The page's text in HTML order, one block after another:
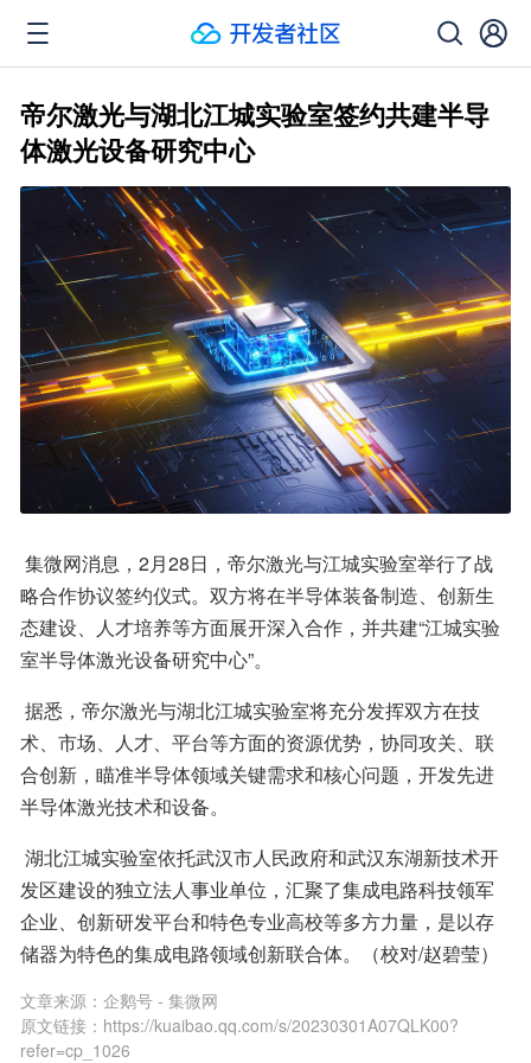
帝尔激光与湖北江城实验室签约共建半导
体激光设备研究中心
略合作协议签约仪式。双方将在半导体装备制造、创新生
态建设、人才培养等方面展开深入合作，并共建“江城实验
室半导体激光设备研究中心”。
术、市场、人才、平台等方面的资源优势，协同攻关、联
合创新，瞄准半导体领域关键需求和核心问题，开发先进
半导体激光技术和设备。
发区建设的独立法人事业单位，汇聚了集成电路科技领军
企业、创新研发平台和特色专业高校等多方力量，是以存
储器为特色的集成电路领域创新联合体。（校对/赵碧莹）
文章来源： 企鹅号 - 集微网
原文链接： https://kuaibao.qq.com/s/20230301A07QLK00?
refer=cp_1026